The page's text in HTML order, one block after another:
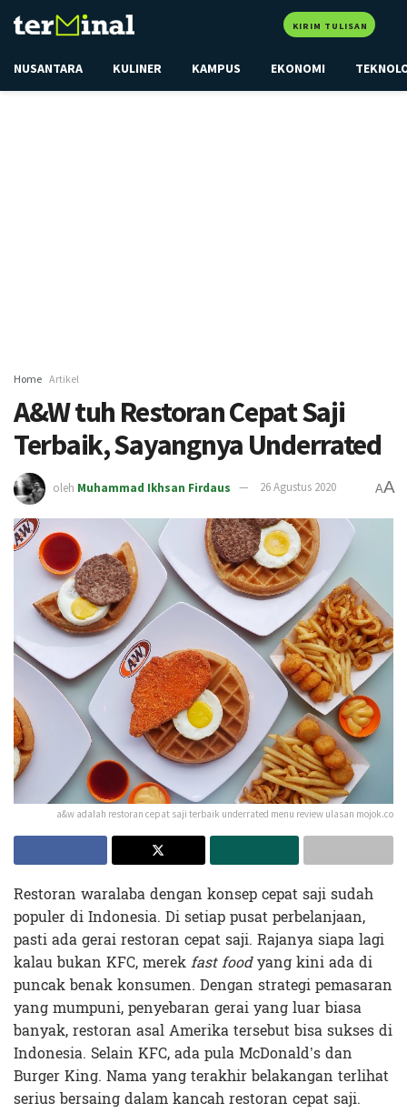
KIRIM TULISAN
NUSANTARA KULINER KAMPUS EKONOMI
Home Artikel
A&W tuh Restoran Cepat Saji
Terbaik, Sayangnya Underrated
oleh Muhammad Ikhsan Firdaus 26 Agustus 2020 AA
a&w adalah restoran cepat saji terbaik underrated menu review ulasan mojok.co
Restoran waralaba dengan konsep cepat saji sudah
populer di Indonesia. Di setiap pusat perbelanjaan,
pasti ada gerai restoran cepat saji. Rajanya siapa lagi
kalau bukan KFC, merekfast foodyang kini ada di
puncak benak konsumen. Dengan strategi pemasaran
yang mumpuni, penyebaran gerai yang luar biasa
banyak, restoran asal Amerika tersebut bisa sukses di
Indonesia. Selain KFC, ada pula McDonald’s dan
Burger King. Nama yang terakhir belakangan terlihat
serius bersaing dalam kancah restoran cepat saji.